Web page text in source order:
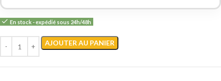
En stock - expédié sous 24h/48h
AJOUTER AU PANIER